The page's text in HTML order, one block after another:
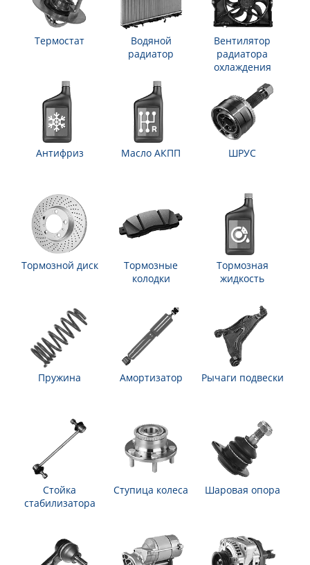
Термостат
Водяной
радиатор
Вентилятор
радиатора
охлаждения
Антифриз Масло АКПП ШРУС
Тормозной диск
Тормозные
колодки
Тормозная
жидкость
Пружина Амортизатор Рычаги подвески
Стойка
стабилизатора
Ступица колеса Шаровая опора